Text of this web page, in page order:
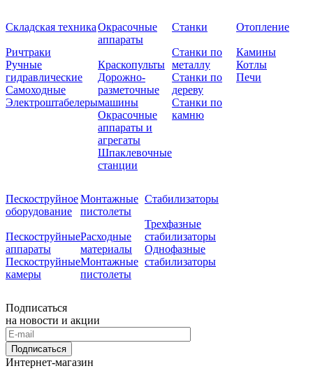
Складская техника
Ричтраки
Ручные
гидравлические
Самоходные
Электроштабелеры
Окрасочные
аппараты
Краскопульты
Дорожно-
разметочные
машины
Окрасочные
аппараты и
агрегаты
Шпаклевочные
станции
Станки
Станки по
металлу
Станки по
дереву
Станки по
камню
Отопление
Камины
Котлы
Печи
Пескоструйное
оборудование
Пескоструйные
аппараты
Пескоструйные
камеры
Монтажные
пистолеты
Расходные
материалы
Монтажные
пистолеты
Стабилизаторы
Трехфазные
стабилизаторы
Однофазные
стабилизаторы
Подписаться
на новости и акции
Подписаться
Интернет-магазин